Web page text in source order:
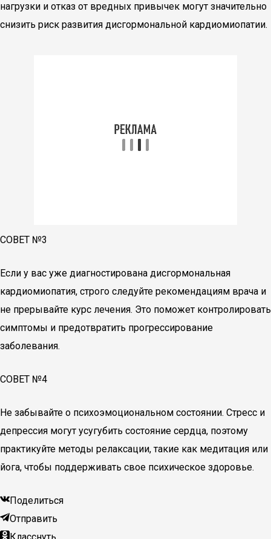
нагрузки и отказ от вредных привычек могут значительно
снизить риск развития дисгормональной кардиомиопатии.
СОВЕТ №3
Если у вас уже диагностирована дисгормональная
кардиомиопатия, строго следуйте рекомендациям врача и
не прерывайте курс лечения. Это поможет контролировать
симптомы и предотвратить прогрессирование
заболевания.
СОВЕТ №4
Не забывайте о психоэмоциональном состоянии. Стресс и
депрессия могут усугубить состояние сердца, поэтому
практикуйте методы релаксации, такие как медитация или
йога, чтобы поддерживать свое психическое здоровье.
Поделиться
Отправить